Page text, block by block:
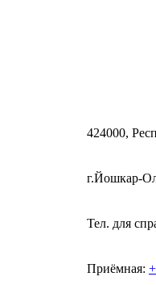
424000,
г.Йошкар-
Тел. для
Приёмная: